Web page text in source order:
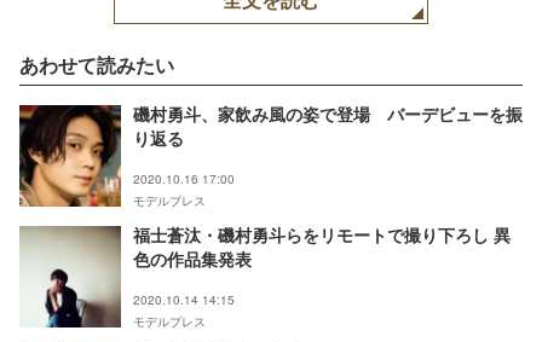
あわせて読みたい
磯村勇斗、家飲み風の姿で登場 バーデビューを振
り返る
2020.10.16 17:00
モデルプレス
福士蒼汰・磯村勇斗らをリモートで撮り下ろし 異
色の作品集発表
2020.10.14 14:15
モデルプレス